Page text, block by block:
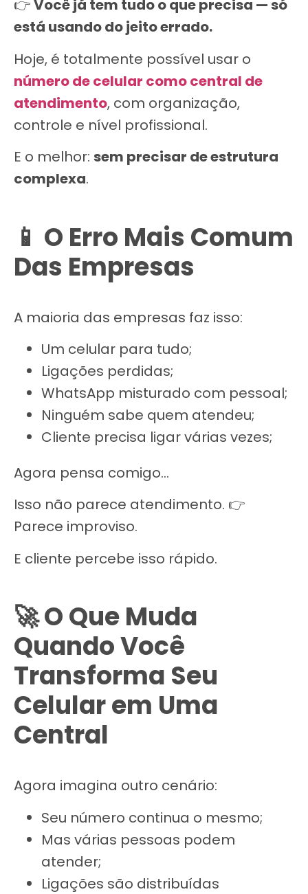
👉Você já tem tudo o que precisa — só
está usando do jeito errado.
Hoje, é totalmente possível usar o
número de celular como central de
atendimento, com organização,
controle e nível profissional.
E o melhor: sem precisar de estrutura
complexa.
📱 O Erro Mais Comum
Das Empresas
A maioria das empresas faz isso:
Um celular para tudo;
Ligações perdidas;
WhatsApp misturado com pessoal;
Ninguém sabe quem atendeu;
Cliente precisa ligar várias vezes;
Agora pensa comigo…
Isso não parece atendimento. 👉
Parece improviso.
E cliente percebe isso rápido.
🚀 O Que Muda
Quando Você
Transforma Seu
Celular em Uma
Central
Agora imagina outro cenário:
Seu número continua o mesmo;
Mas várias pessoas podem
atender;
Ligações são distribuídas